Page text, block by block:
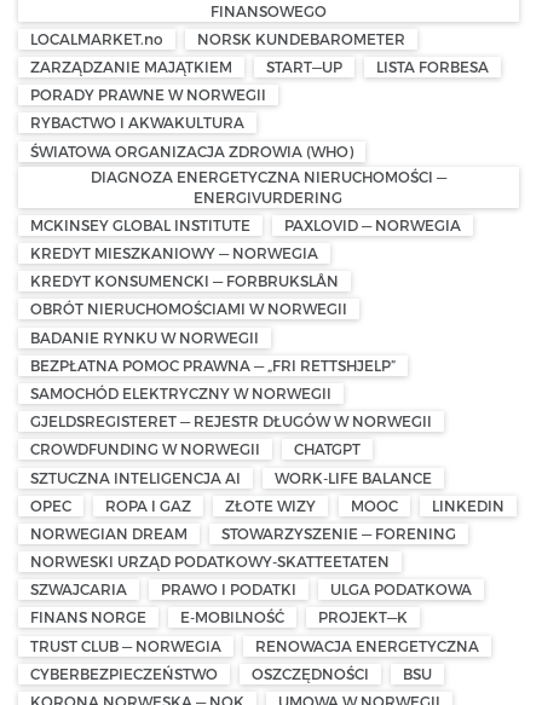
FINANSOWEGO
LOCALMARKET.no
NORSK KUNDEBAROMETER
ZARZĄDZANIE MAJĄTKIEM
START—UP
LISTA FORBESA
PORADY PRAWNE W NORWEGII
RYBACTWO I AKWAKULTURA
ŚWIATOWA ORGANIZACJA ZDROWIA (WHO)
DIAGNOZA ENERGETYCZNA NIERUCHOMOŚCI —
ENERGIVURDERING
MCKINSEY GLOBAL INSTITUTE
PAXLOVID — NORWEGIA
KREDYT MIESZKANIOWY — NORWEGIA
KREDYT KONSUMENCKI — FORBRUKSLÅN
OBRÓT NIERUCHOMOŚCIAMI W NORWEGII
BADANIE RYNKU W NORWEGII
BEZPŁATNA POMOC PRAWNA — „FRI RETTSHJELP”
SAMOCHÓD ELEKTRYCZNY W NORWEGII
GJELDSREGISTERET — REJESTR DŁUGÓW W NORWEGII
CROWDFUNDING W NORWEGII
CHATGPT
SZTUCZNA INTELIGENCJA AI
WORK-LIFE BALANCE
OPEC
ROPA I GAZ ZŁOTE WIZY MOOC
LINKEDIN
NORWEGIAN DREAM
STOWARZYSZENIE — FORENING
NORWESKI URZĄD PODATKOWY-SKATTEETATEN
SZWAJCARIA
PRAWO I PODATKI
ULGA PODATKOWA
FINANS NORGE
E-MOBILNOŚĆ
PROJEKT—K
TRUST CLUB — NORWEGIA
RENOWACJA ENERGETYCZNA
CYBERBEZPIECZEŃSTWO
OSZCZĘDNOŚCI
BSU
KORONA NORWESKA — NOK
UMOWA W NORWEGII